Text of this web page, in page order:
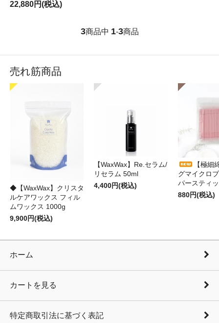
22,880円(税込)
3商品中 1-3商品
売れ筋商品
◆【WaxWax】クリスタ
ルケアワックス フィル
ムワックス 1000g
9,900円(税込)
【WaxWax】Re.セラム/
リセラム 50ml
4,400円(税込)
【極細
グマイクロ
パースティ
880円(税込)
ホーム
カートを見る
特定商取引法に基づく表記